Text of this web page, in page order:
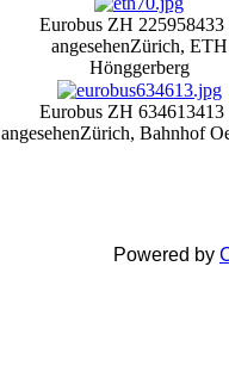
Eurobus ZH 225958433
angesehenZürich, ETH
Hönggerberg
Eurobus ZH 634613413
angesehenZürich, Bahnhof
Powered by